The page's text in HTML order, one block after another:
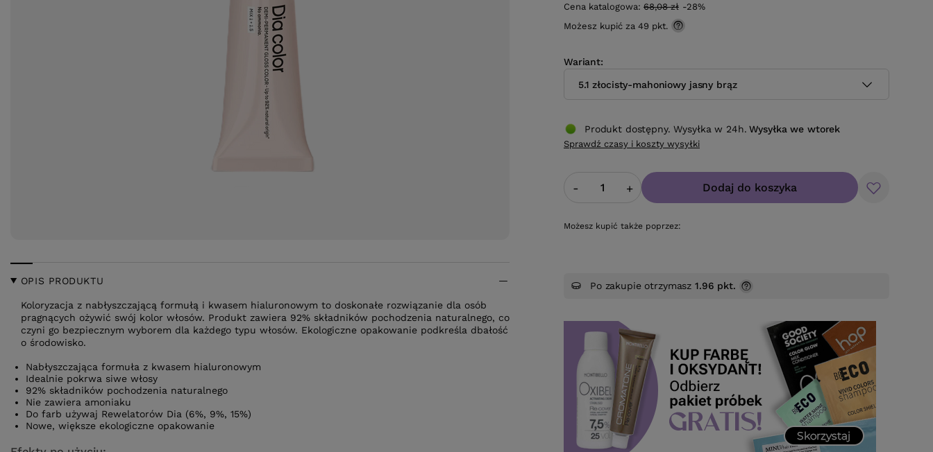
Wariant
5.1 złocisty-mahoniowy jasny brąz
Cena katalogowa: 68,08 zł -28%
Możesz kupić za 49 pkt.
- + Dodaj do koszyka
Możesz kupić także poprzez:
Produkt dostępny. Wysyłka w 24h. Wysyłkawe wtorek
Sprawdź czasy i koszty wysyłki
Po zakupie otrzymasz1.96 pkt.
OPIS PRODUKTU
Koloryzacja z nabłyszczającą formułą i kwasem hialuronowym to doskonałe rozwiązanie dla osób
pragnących ożywić swój kolor włosów. Produkt zawiera 92% składników pochodzenia naturalnego, co
czyni go bezpiecznym wyborem dla każdego typu włosów. Ekologiczne opakowanie podkreśla dbałość
o środowisko.
Nabłyszczająca formuła z kwasem hialuronowym
Idealnie pokrwa siwe włosy
92% składników pochodzenia naturalnego
Nie zawiera amoniaku
Do farb używaj Rewelatorów Dia (6%, 9%, 15%)
Nowe, większe ekologiczne opakowanie